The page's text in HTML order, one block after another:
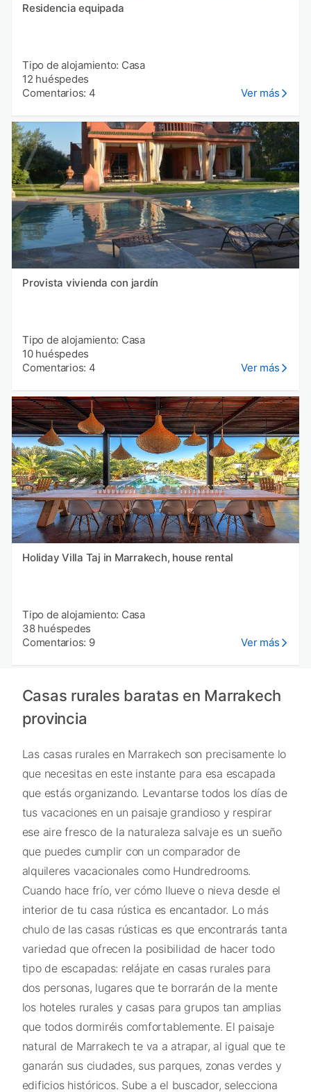
Residencia equipada
Tipo de alojamiento: Casa
12 huéspedes
Comentarios: 4
Ver más
Provista vivienda con jardín
Tipo de alojamiento: Casa
10 huéspedes
Comentarios: 4
Ver más
Holiday Villa Taj in Marrakech, house rental
Tipo de alojamiento: Casa
38 huéspedes
Comentarios: 9
Ver más
Casas rurales baratas en Marrakech
provincia
Las casas rurales en Marrakech son precisamente lo
que necesitas en este instante para esa escapada
que estás organizando. Levantarse todos los días de
tus vacaciones en un paisaje grandioso y respirar
ese aire fresco de la naturaleza salvaje es un sueño
que puedes cumplir con un comparador de
alquileres vacacionales como Hundredrooms.
Cuando hace frío, ver cómo llueve o nieva desde el
interior de tu casa rústica es encantador. Lo más
chulo de las casas rústicas es que encontrarás tanta
variedad que ofrecen la posibilidad de hacer todo
tipo de escapadas: relájate en casas rurales para
dos personas, lugares que te borrarán de la mente
los hoteles rurales y casas para grupos tan amplias
que todos dormiréis comfortablemente. El paisaje
natural de Marrakech te va a atrapar, al igual que te
ganarán sus ciudades, sus parques, zonas verdes y
edificios históricos. Sube a el buscador, selecciona